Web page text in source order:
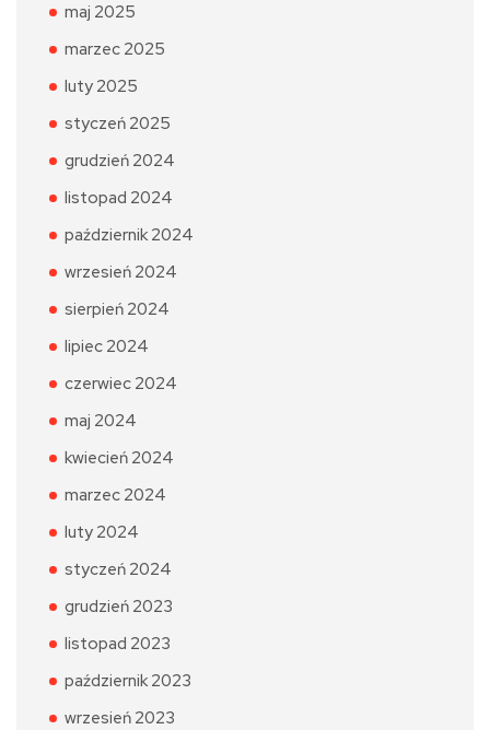
maj 2025
marzec 2025
luty 2025
styczeń 2025
grudzień 2024
listopad 2024
październik 2024
wrzesień 2024
sierpień 2024
lipiec 2024
czerwiec 2024
maj 2024
kwiecień 2024
marzec 2024
luty 2024
styczeń 2024
grudzień 2023
listopad 2023
październik 2023
wrzesień 2023